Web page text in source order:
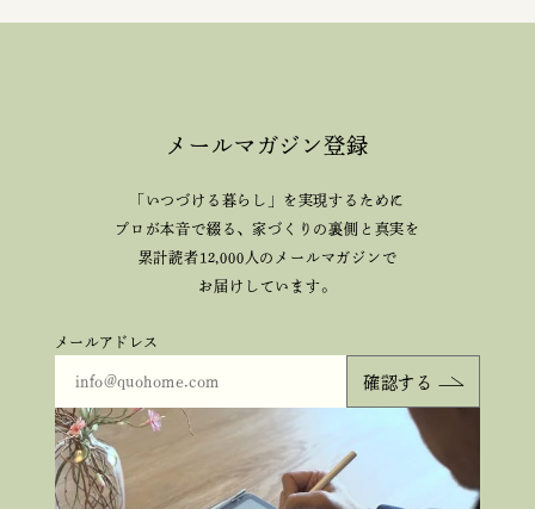
メールマガジン登録
「いつづける暮らし」を実現するために
プロが本音で綴る、家づくりの裏側と真実を
累計読者12,000人のメールマガジンで
お届けしています。
メールアドレス